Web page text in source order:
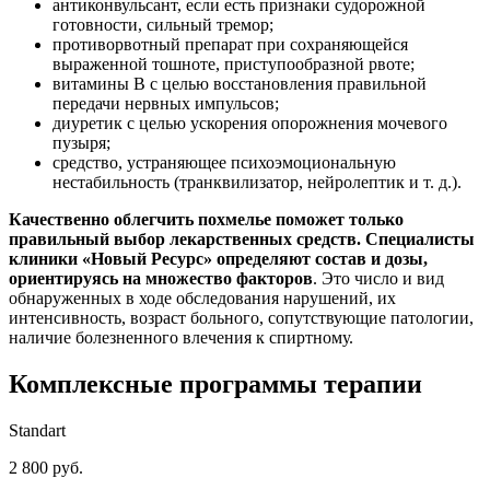
антиконвульсант, если есть признаки судорожной
готовности, сильный тремор;
противорвотный препарат при сохраняющейся
выраженной тошноте, приступообразной рвоте;
витамины B с целью восстановления правильной
передачи нервных импульсов;
диуретик с целью ускорения опорожнения мочевого
пузыря;
средство, устраняющее психоэмоциональную
нестабильность (транквилизатор, нейролептик и т. д.).
Качественно облегчить похмелье поможет только
правильный выбор лекарственных средств. Специалисты
клиники «Новый Ресурс» определяют состав и дозы,
ориентируясь на множество факторов. Это число и вид
обнаруженных в ходе обследования нарушений, их
интенсивность, возраст больного, сопутствующие патологии,
наличие болезненного влечения к спиртному.
Комплексные программы терапии
Standart
2 800 руб.